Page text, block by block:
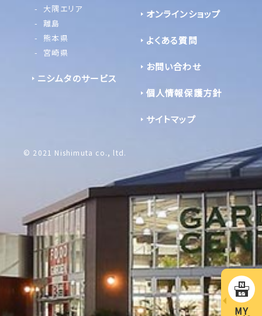
大隅エリア
離島
熊本県
宮崎県
ニシムタのサービス
オンラインショップ
よくある質問
お問い合わせ
個人情報保護方針
サイトマップ
© 2021 Nishimuta co., ltd.
MY